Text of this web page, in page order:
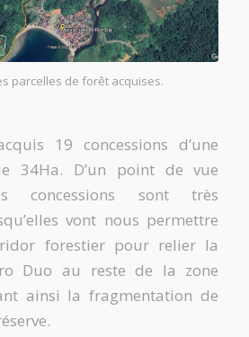
parcelles de forêt acquises.
19 concessions d’une
34Ha. D’un point de vue
concessions sont très
vont nous permettre
forestier pour relier la
Duo au reste de la zone
ainsi la fragmentation de